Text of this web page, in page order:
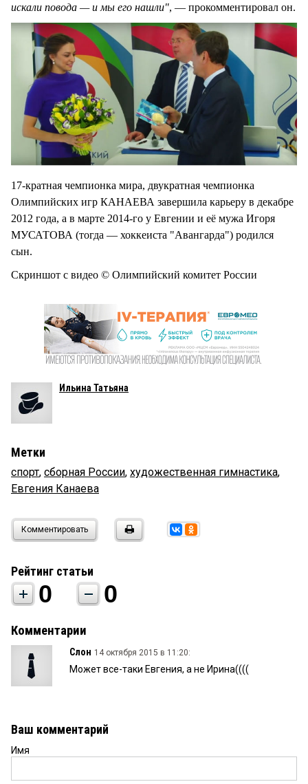
искали повода — и мы его нашли", — прокомментировал он.
17-кратная чемпионка мира, двукратная чемпионка
Олимпийских игр КАНАЕВА завершила карьеру в декабре
2012 года, а в марте 2014-го у Евгении и её мужа Игоря
МУСАТОВА (тогда — хоккеиста "Авангарда") родился
сын.
Скриншот с видео © Олимпийский комитет России
Ильина Татьяна
Метки
спорт, сборная России, художественная гимнастика,
Евгения Канаева
Комментировать
Рейтинг статьи
0 0
Комментарии
Слон 14 октября 2015 в 11:20:
Может все-таки Евгения, а не Ирина((((
Ваш комментарий
Имя